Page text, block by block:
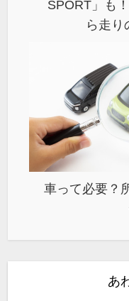
SPORT」も
ら走り
車って必要？
あ